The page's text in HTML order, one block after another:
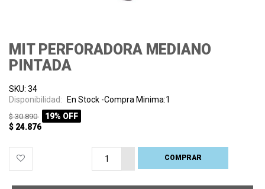
MIT PERFORADORA MEDIANO
PINTADA
SKU: 34
Disponibilidad: En Stock -Compra Minima:1
$ 30.890
19% OFF
$ 24.876
COMPRAR
PROCESANDO